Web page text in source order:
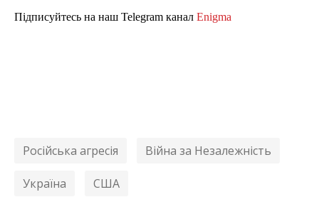
Підписуйтесь на наш Telegram канал Enigma
Російська агресія Війна за Незалежність
Україна США